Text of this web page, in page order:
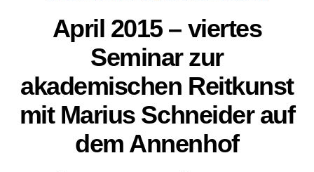
April 2015 – viertes
Seminar zur
akademischen Reitkunst
mit Marius Schneider auf
dem Annenhof